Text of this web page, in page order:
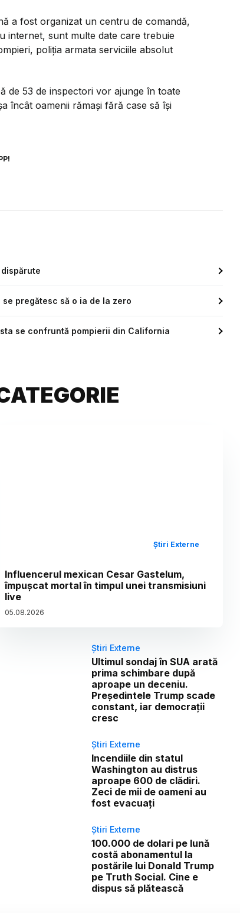
a fost organizat un centru de comandă,
internet, sunt multe date care trebuie
poliția armata serviciile absolut
de 53 de inspectori vor ajunge în toate
încât oamenii rămași fără case să își
se pregătesc să o ia de la zero
se confruntă pompierii din California
Știri Externe
Influencerul mexican Cesar Gastelum,
împușcat mortal în timpul unei transmisiuni
live
05.08.2026
Știri Externe
Ultimul sondaj în SUA arată
prima schimbare după
aproape un deceniu.
Președintele Trump scade
constant, iar democrații
cresc
Știri Externe
Incendiile din statul
Washington au distrus
aproape 600 de clădiri.
Zeci de mii de oameni au
fost evacuați
Știri Externe
100.000 de dolari pe lună
costă abonamentul la
postările lui Donald Trump
pe Truth Social. Cine e
dispus să plătească